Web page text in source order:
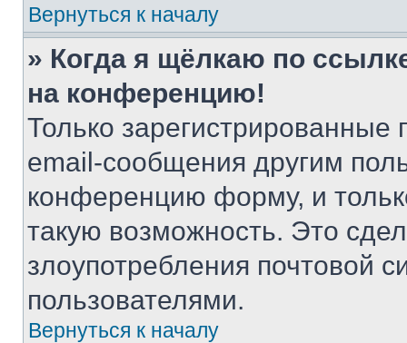
Вернуться к началу
» Когда я щёлкаю по
на конференцию!
Только зарегистрированные
email-сообщения другим
конференцию форму, и
такую возможность. Это
злоупотребления почтовой
пользователями.
Вернуться к началу